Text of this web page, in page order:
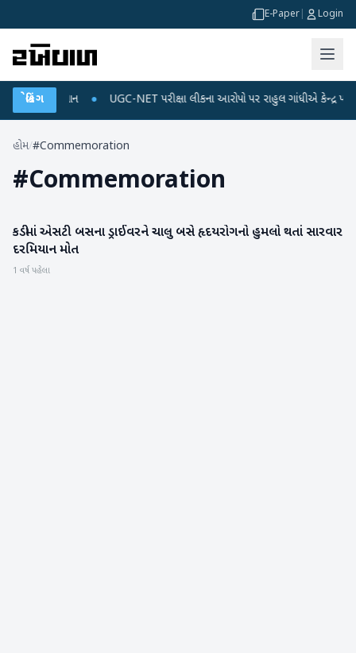
E-Paper Login
બ્રેકિંગ
ડેટા પ્લાન ● UGC-NET પરીક્ષા લીકના આરોપો પર રાહુલ ગાંધીએ કેન્દ્ર પર
હોમ/#Commemoration
#Commemoration
મહેસાણા
કડીમાં એસટી બસના ડ્રાઈવરને ચાલુ બસે હૃદયરોગનો હુમલો થતાં સારવાર
દરમિયાન મોત
1 વર્ષ પહેલા